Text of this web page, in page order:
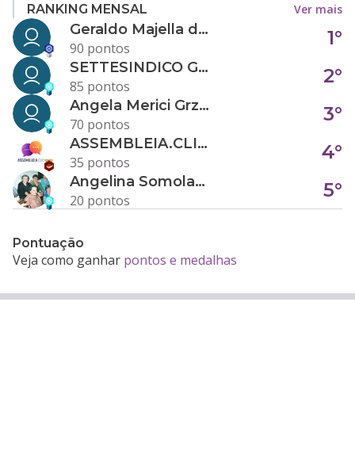
RANKING MENSAL Ver mais
Geraldo Majella da Silva
90 pontos
1°
SETTESINDICO GOVERNANÇA CONDOMINIAL
85 pontos
2°
Angela Merici Grzybowski
70 pontos
3°
ASSEMBLEIA.CLICK
35 pontos
4°
Angelina Somolanji R. Oliveira
20 pontos
5°
Pontuação
Veja como ganhar pontos e medalhas